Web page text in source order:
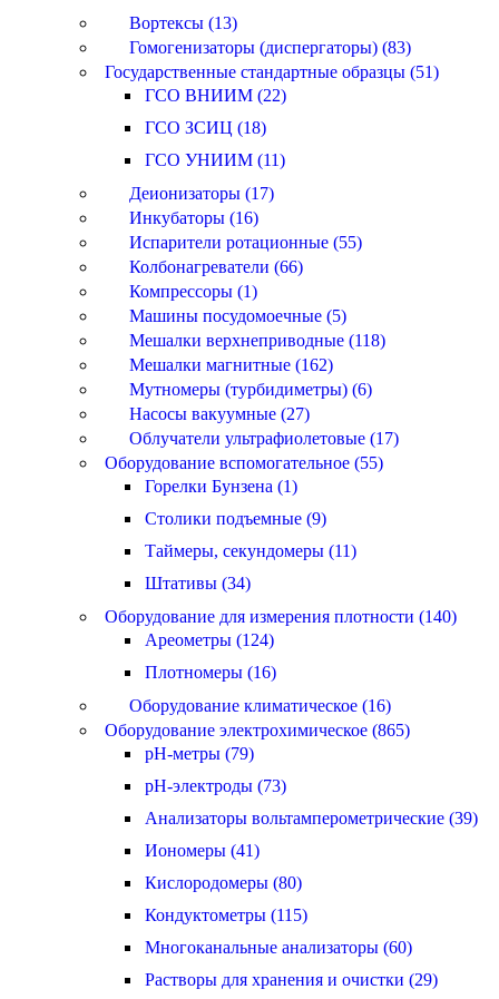
Вортексы (13)
Гомогенизаторы (диспергаторы) (83)
Государственные стандартные образцы (51)
ГСО ВНИИМ (22)
ГСО ЗСИЦ (18)
ГСО УНИИМ (11)
Деионизаторы (17)
Инкубаторы (16)
Испарители ротационные (55)
Колбонагреватели (66)
Компрессоры (1)
Машины посудомоечные (5)
Мешалки верхнеприводные (118)
Мешалки магнитные (162)
Мутномеры (турбидиметры) (6)
Насосы вакуумные (27)
Облучатели ультрафиолетовые (17)
Оборудование вспомогательное (55)
Горелки Бунзена (1)
Столики подъемные (9)
Таймеры, секундомеры (11)
Штативы (34)
Оборудование для измерения плотности (140)
Ареометры (124)
Плотномеры (16)
Оборудование климатическое (16)
Оборудование электрохимическое (865)
pH-метры (79)
pH-электроды (73)
Анализаторы вольтамперометрические (39)
Иономеры (41)
Кислородомеры (80)
Кондуктометры (115)
Многоканальные анализаторы (60)
Растворы для хранения и очистки (29)